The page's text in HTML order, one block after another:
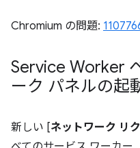
Chromium の問題:
Service Worker
ーク パネルの起
新しい [ネットワーク リ